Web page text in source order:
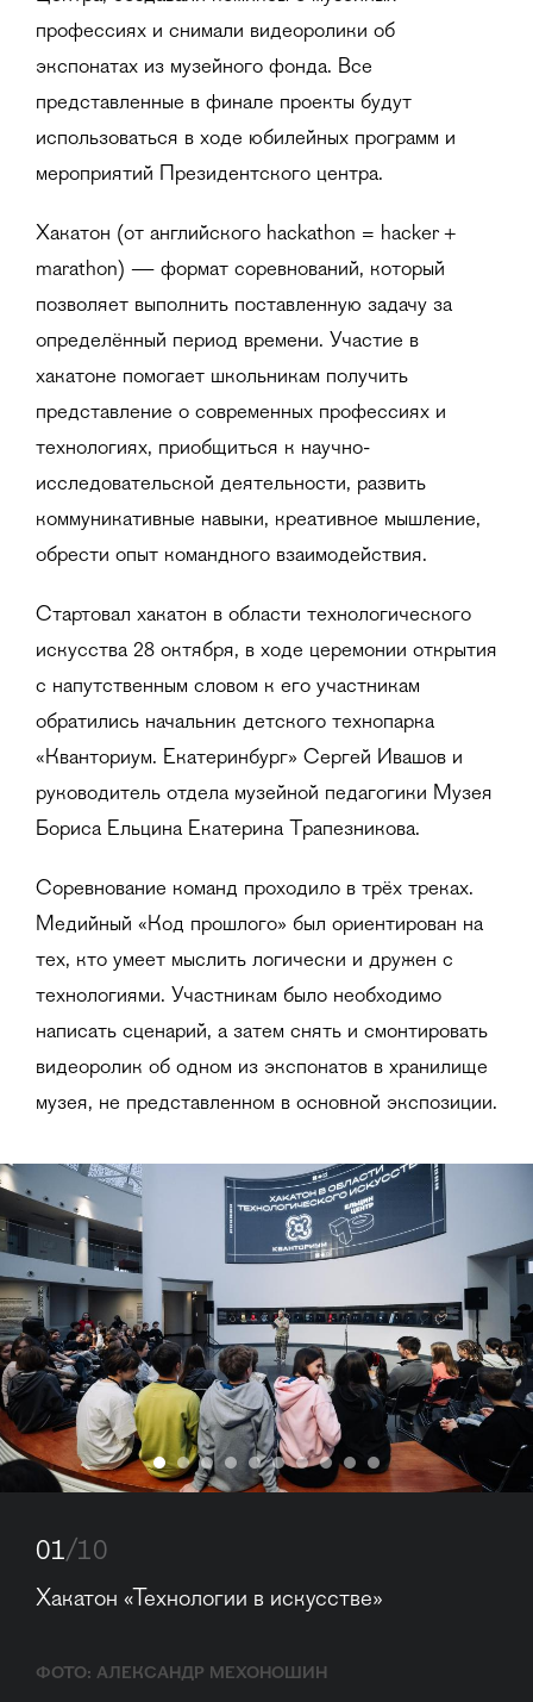
профессиях и снимали видеоролики об
экспонатах из музейного фонда. Все
представленные в финале проекты будут
использоваться в ходе юбилейных программ и
мероприятий Президентского центра.
Хакатон (от английского hackathon = hacker +
marathon) — формат соревнований, который
позволяет выполнить поставленную задачу за
определённый период времени. Участие в
хакатоне помогает школьникам получить
представление о современных профессиях и
технологиях, приобщиться к научно-
исследовательской деятельности, развить
коммуникативные навыки, креативное мышление,
обрести опыт командного взаимодействия.
Стартовал хакатон в области технологического
искусства 28 октября, в ходе церемонии открытия
с напутственным словом к его участникам
обратились начальник детского технопарка
«Кванториум. Екатеринбург» Сергей Ивашов и
руководитель отдела музейной педагогики Музея
Бориса Ельцина Екатерина Трапезникова.
Соревнование команд проходило в трёх треках.
Медийный «Код прошлого» был ориентирован на
тех, кто умеет мыслить логически и дружен с
технологиями. Участникам было необходимо
написать сценарий, а затем снять и смонтировать
видеоролик об одном из экспонатов в хранилище
музея, не представленном в основной экспозиции.
01/10
Хакатон «Технологии в искусстве»
ФОТО: АЛЕКСАНДР МЕХОНОШИН